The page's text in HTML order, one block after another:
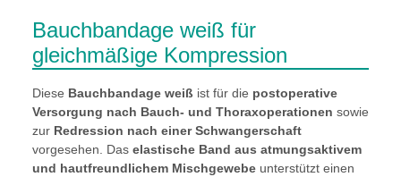
Bauchbandage weiß für
gleichmäßige Kompression
Diese Bauchbandage weiß ist für die postoperative
Versorgung nach Bauch- und Thoraxoperationen sowie
zur Redression nach einer Schwangerschaft
vorgesehen. Das elastische Band aus atmungsaktivem
und hautfreundlichem Mischgewebe unterstützt einen